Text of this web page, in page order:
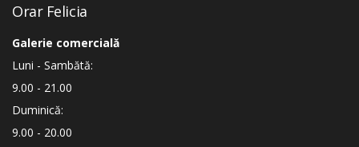
Orar Felicia
Galerie comercială
Luni - Sambătă:
9.00 - 21.00
Duminică:
9.00 - 20.00